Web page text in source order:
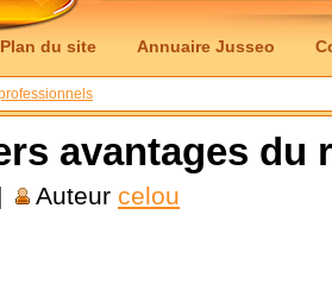
Plan du site Annuaire Jusseo
avantages du
Auteur celou